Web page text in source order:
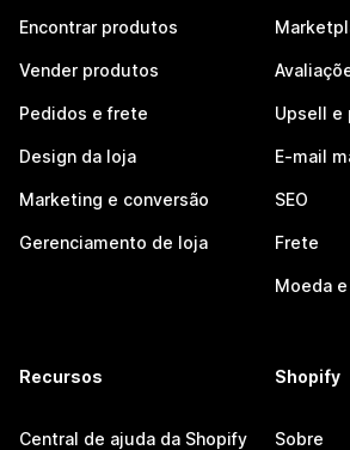
Encontrar produtos
Vender produtos
Pedidos e frete
Design da loja
Marketing e conversão
Gerenciamento de loja
Upsell e
E-mail
SEO
Frete
Moeda
Recursos
Central de ajuda da Shopify
Shopify
Sobre